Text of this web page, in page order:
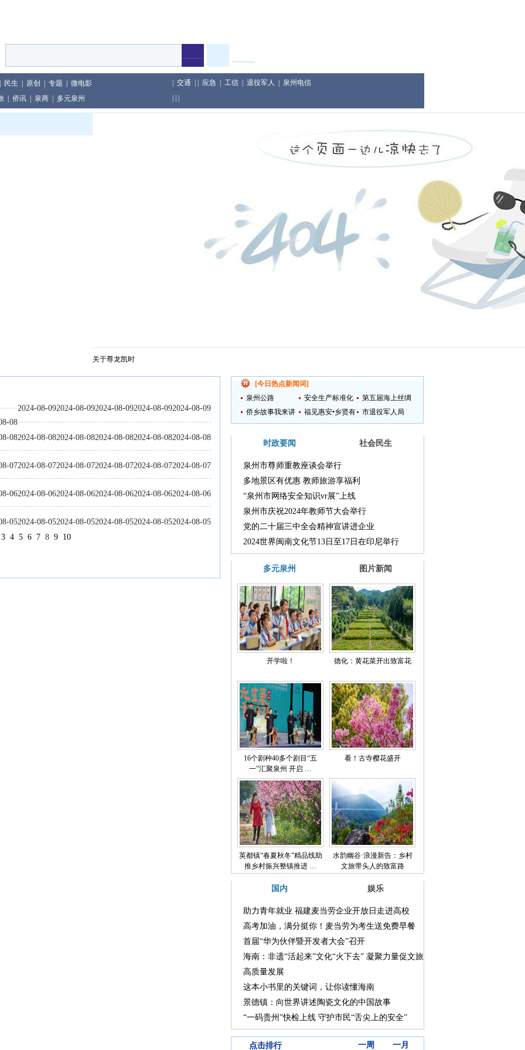
民生 原创 专题
微电影
侨讯 泉商 多元泉州
交通 应急 工信 退役军人
泉州电信
关于尊龙凯时
2024-08-09
2024-08-09
2024-08-09
2024-08-09
2024-08-09
08
2024-08-08
2024-08-08
2024-08-08
2024-08-08
2024-08-08
08
2024-08-07
2024-08-07
2024-08-07
2024-08-07
2024-08-07
07
2024-08-06
2024-08-06
2024-08-06
2024-08-06
2024-08-06
06
2024-08-05
2024-08-05
2024-08-05
2024-08-05
2024-08-05
05
3 4 5 6 7 8 9 10
[今日热点新闻词]
泉州公路
安全生产标准化
提升
第五届海上丝绸
之路国际艺术节
侨乡故事我来讲
福见惠安•乡贤有
为
市退役军人局
时政要闻 社会民生
泉州市尊师重教座谈会举行
多地景区有优惠 教师旅游享福利
“泉州市网络安全知识vr展”上线
泉州市庆祝2024年教师节大会举行
党的二十届三中全会精神宣讲进企业
2024世界闽南文化节13日至17日在印尼举行
多元泉州 图片新闻
开学啦！ 德化：黄花菜开出致富花
16个剧种40多个剧目“五
一”汇聚泉州 开启 …
看！古寺樱花盛开
英都镇“春夏秋冬”精品线助
推乡村振兴整镇推进 …
水韵幽谷·浪漫新告：乡村
文旅带头人的致富路
国内 娱乐
助力青年就业 福建麦当劳企业开放日走进高校
高考加油，满分挺你！麦当劳为考生送免费早餐
首届“华为伙伴暨开发者大会”召开
海南：非遗“活起来”文化“火下去” 凝聚力量促文旅
高质量发展
这本小书里的关键词，让你读懂海南
景德镇：向世界讲述陶瓷文化的中国故事
“一码贵州”快检上线 守护市民“舌尖上的安全”
点击排行 一周 一月